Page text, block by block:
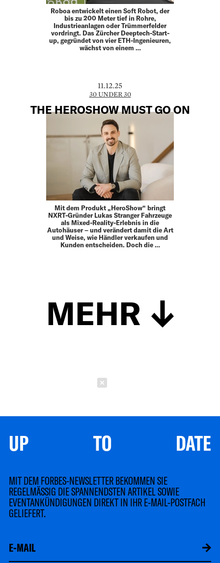
Roboa entwickelt einen Soft Robot, der
bis zu 200 Meter tief in Rohre,
Industrieanlagen oder Trümmerfelder
vordringt. Das Zürcher Deeptech-Start-
up, gegründet von vier ETH-­Ingenieuren,
wächst von einem …
11.12.25
30 UNDER 30
THE HEROSHOW MUST GO ON
Mit dem Produkt „HeroShow“ bringt
NXRT-Gründer Lukas Stranger Fahrzeuge
als Mixed-Reality-Erlebnis in die
Autohäuser – und verändert damit die Art
und Weise, wie Händler verkaufen und
Kunden entscheiden. Doch die …
MEHR
UP TO DATE
MIT DEM FORBES-NEWSLETTER BEKOMMEN SIE
REGELMÄSSIG DIE SPANNENDSTEN ARTIKEL SOWIE
EVENTANKÜNDIGUNGEN DIREKT IN IHR E-MAIL-POSTFACH
GELIEFERT.